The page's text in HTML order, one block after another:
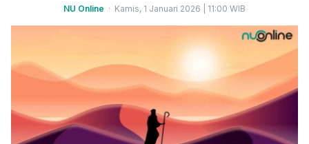
NU Online · Kamis, 1 Januari 2026 | 11:00 WIB